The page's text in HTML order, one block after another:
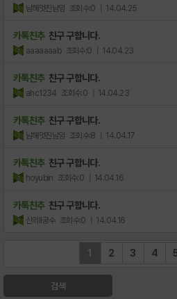
남해멋진남임 조회수:0 | 14.04.25
카톡친추 친구 구합니다.
aaaaaaab 조회수:0 | 14.04.23
카톡친추 친구 구합니다.
ahc1234 조회수:0 | 14.04.23
카톡친추 친구 구합니다.
남해멋진남임 조회수:8 | 14.04.17
카톡친추 친구 구합니다.
hoyubin 조회수:0 | 14.04.16
카톡친추 친구 구합니다.
신의II궁수 조회수:0 | 14.04.16
1 2 3 4
검색